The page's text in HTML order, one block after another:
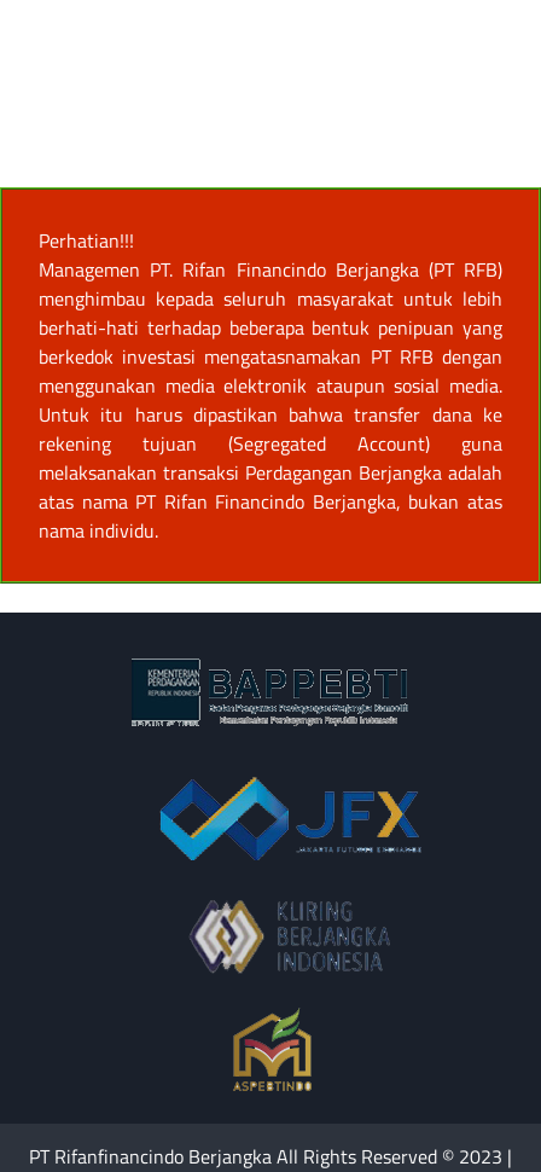
Perhatian!!!
Managemen PT. Rifan Financindo Berjangka (PT RFB)
menghimbau kepada seluruh masyarakat untuk lebih
berhati-hati terhadap beberapa bentuk penipuan yang
berkedok investasi mengatasnamakan PT RFB dengan
menggunakan media elektronik ataupun sosial media.
Untuk itu harus dipastikan bahwa transfer dana ke
rekening tujuan (Segregated Account) guna
melaksanakan transaksi Perdagangan Berjangka adalah
atas nama PT Rifan Financindo Berjangka, bukan atas
nama individu.
PT Rifanfinancindo Berjangka All Rights Reserved © 2023 |